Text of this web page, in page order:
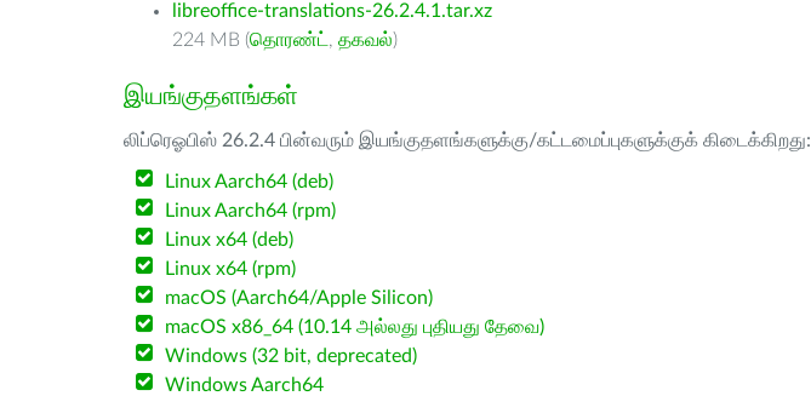
libreoffice-translations-26.2.4.1.tar.xz
224 MB (தொரண்ட் , தகவல்)
இயங்குதளங்கள்
லிப்ரெஓபிஸ் 26.2.4 பின்வரும் இயங்குதளங்களுக்கு/கட்டமைப்புகளுக்குக் கிடைக்கிறது:
Linux Aarch64 (deb)
Linux Aarch64 (rpm)
Linux x64 (deb)
Linux x64 (rpm)
macOS (Aarch64/Apple Silicon)
macOS x86_64 (10.14 அல்லது புதியது தேவை)
Windows (32 bit, deprecated)
Windows Aarch64